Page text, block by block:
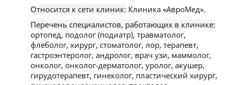
Относится к сети клиник: Клиника «АвроМед».
Перечень специалистов, работающих в клинике:
ортопед, подолог (подиатр), травматолог,
флеболог, хирург, стоматолог, лор, терапевт,
гастроэнтеролог, андролог, врач узи, маммолог,
онколог, онколог-дерматолог, уролог, акушер,
гирудотерапевт, гинеколог, пластический хирург,